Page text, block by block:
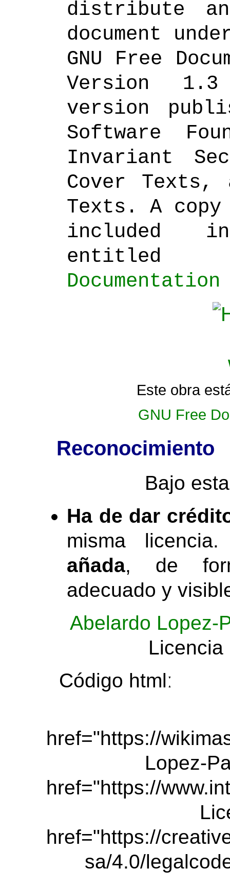
distribute
document
GNU Free
Version
version
Software
Invariant
Cover Texts,
Texts. A
included
Este obra
GNU Free
Reconocimiento
Bajo
Ha de dar
misma
añada, de
adecuado y
Abelardo Lopez-
Licencia
Código htmlː
href="https://
Lopez-
href="https://
href="https://
sa/4.0/